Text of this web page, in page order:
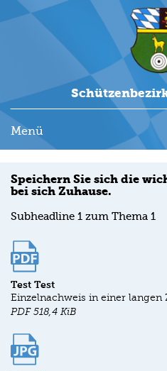
Menü
Speichern Sie sich die
bei sich Zuhause.
Subheadline 1 zum Thema 1
Test Test
Einzelnachweis in einer langen
PDF 518,4 KiB